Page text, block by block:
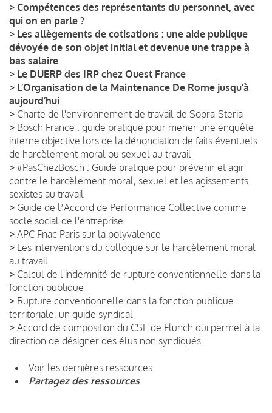
> Compétences des représentants du personnel, avec
qui on en parle ?
> Les allègements de cotisations : une aide publique
dévoyée de son objet initial et devenue une trappe à
bas salaire
> Le DUERP des IRP chez Ouest France
> L’Organisation de la Maintenance De Rome jusqu’à
aujourd’hui
> Charte de l'environnement de travail de Sopra-Steria
> Bosch France : guide pratique pour mener une enquête
interne objective lors de la dénonciation de faits éventuels
de harcèlement moral ou sexuel au travail
> #PasChezBosch : Guide pratique pour prévenir et agir
contre le harcèlement moral, sexuel et les agissements
sexistes au travail
> Guide de lʼAccord de Performance Collective comme
socle social de l'entreprise
> APC Fnac Paris sur la polyvalence
> Les interventions du colloque sur le harcèlement moral
au travail
> Calcul de l'indemnité de rupture conventionnelle dans la
fonction publique
> Rupture conventionnelle dans la fonction publique
territoriale, un guide syndical
> Accord de composition du CSE de Flunch qui permet à la
direction de désigner des élus non syndiqués
Voir les dernières ressources
Partagez des ressources